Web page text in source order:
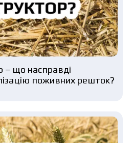
– що насправді
поживних решток?